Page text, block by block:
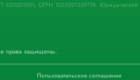
ОГРН 1025201339118. Юридический
права защищены.
Пользовательское соглашение